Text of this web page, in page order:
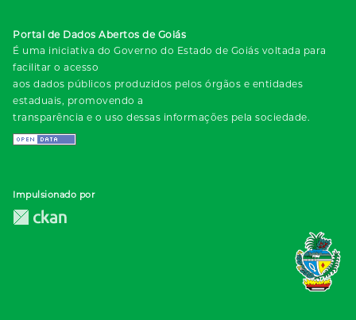
Portal de Dados Abertos de Goiás
É uma iniciativa do Governo do Estado de Goiás voltada para
facilitar o acesso
aos dados públicos produzidos pelos órgãos e entidades
estaduais, promovendo a
transparência e o uso dessas informações pela sociedade.
Impulsionado por